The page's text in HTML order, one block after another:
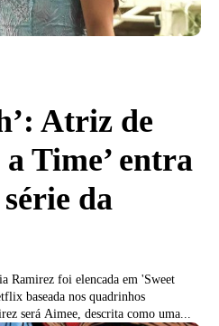
Atriz de
Time’ entra
da
Ramirez foi elencada em 'Sweet
baseada nos quadrinhos
será Aimee, descrita como uma...